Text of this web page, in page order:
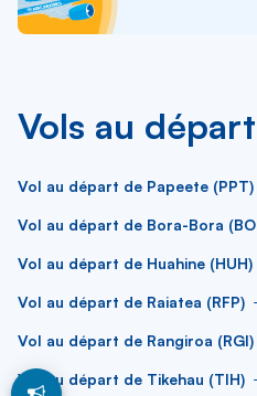
Vols au
Vol au départ de Papeete (PPT)
Vol au départ de Bora-Bora
Vol au départ de Huahine (HUH)
Vol au départ de Raiatea (RFP)
Vol au départ de Rangiroa (RGI)
Vol au départ de Tikehau (TIH)